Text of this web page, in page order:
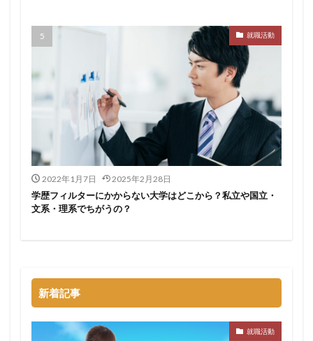
就職活動
2022年1月7日 2025年2月28日
学歴フィルターにかからない大学はどこから？私立や国立・
文系・理系でちがうの？
新着記事
就職活動
CAMPUS CAREER
20代
dodaキャンパス
2025卒
2024卒
2024
2023 1年目
1ヵ月未満
DiG UP CAREER DYM就職
Sier
SE Re就活
Premiumスカウト
pacebox
ONECAREER OfferBox
NNT
Meets Company
Maenomery
JOBRASS新卒
JAIC
やめても生きていける
みなし手当
やり方